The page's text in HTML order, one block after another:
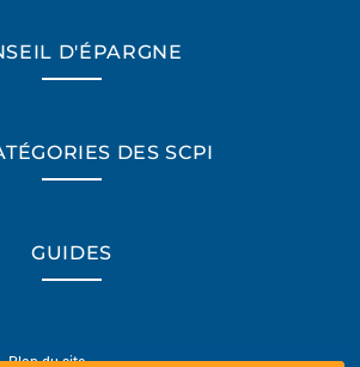
“Excellent”, 165 avis
D'ÉPARGNE
DES SCPI
GUIDES
Plan du site